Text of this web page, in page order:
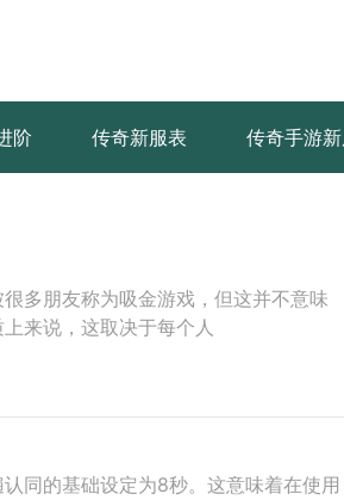
阶 传奇新服表 传奇手游
多朋友称为吸金游戏，但这并不意味
来说，这取决于每个人
同的基础设定为8秒。这意味着在使用